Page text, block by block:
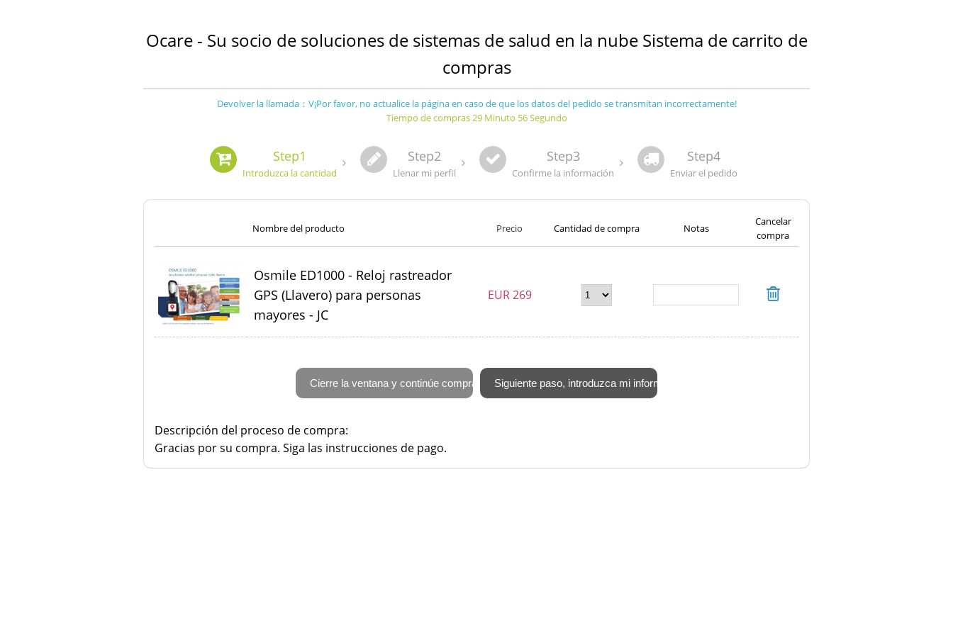
Ocare - Su socio de soluciones de sistemas de salud en la nube Sistema de carrito de
compras
Devolver la llamada：V¡Por favor, no actualice la página en caso de que los datos del pedido se transmitan incorrectamente!
Tiempo de compras 29 Minuto 56 Segundo
Step1
Introduzca la cantidad
Step2
Llenar mi perfil
Step3
Confirme la información
Step4
Enviar el pedido
Nombre del producto Precio Cantidad de compra Notas
Cancelar
compra
Osmile ED1000 - Reloj rastreador
GPS (Llavero) para personas
mayores - JC
EUR269
Descripción del proceso de compra:
Gracias por su compra. Siga las instrucciones de pago.